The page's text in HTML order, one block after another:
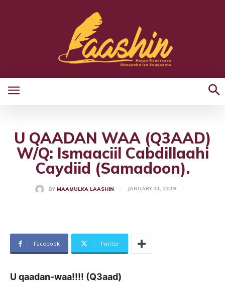
U QAADAN WAA (Q3AAD)
W/Q: Ismaaciil Cabdillaahi
Caydiid (Samadoon).
BY MAAMULKA LAASHIN JANUARY 31, 2019
Facebook Twitter
U qaadan-waa!!!! (Q3aad)